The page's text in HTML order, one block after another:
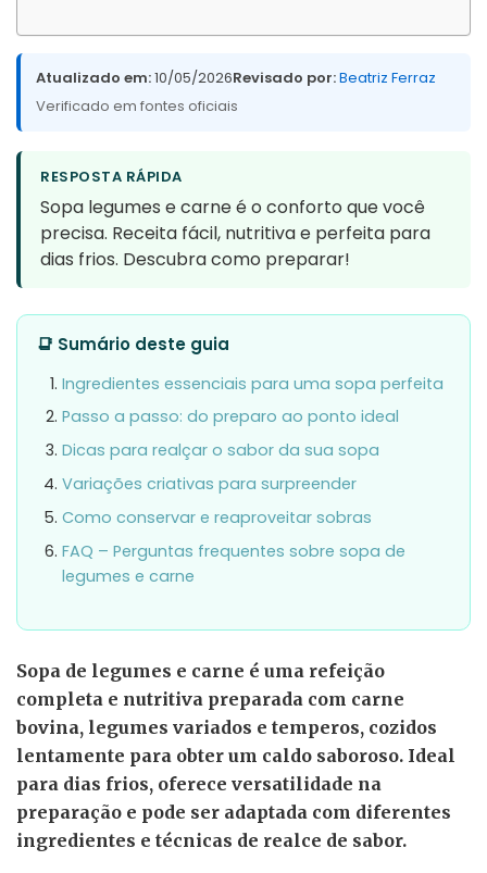
Atualizado em:10/05/2026Revisado por:Beatriz Ferraz
Verificado em fontes oficiais
RESPOSTA RÁPIDA
Sopa legumes e carne é o conforto que você
precisa. Receita fácil, nutritiva e perfeita para
dias frios. Descubra como preparar!
📑 Sumário deste guia
Ingredientes essenciais para uma sopa perfeita
Passo a passo: do preparo ao ponto ideal
Dicas para realçar o sabor da sua sopa
Variações criativas para surpreender
Como conservar e reaproveitar sobras
FAQ – Perguntas frequentes sobre sopa de
legumes e carne
Sopa de legumes e carne é uma refeição
completa e nutritiva preparada com carne
bovina, legumes variados e temperos, cozidos
lentamente para obter um caldo saboroso. Ideal
para dias frios, oferece versatilidade na
preparação e pode ser adaptada com diferentes
ingredientes e técnicas de realce de sabor.